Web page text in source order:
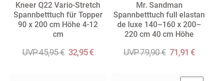
Kneer Q22 Vario-Stretch
Spannbetttuch für Topper
90 x 200 cm Höhe 4-12
cm
UVP 45,95 € 32,95 €
Mr. Sandman
Spannbetttuch full elastan
de luxe 140–160 x 200–
220 cm 40 cm Höhe
UVP 79,90 € 71,91 €